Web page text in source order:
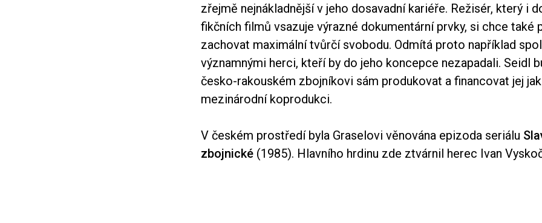
zřejmě nejnákladnější v jeho dosavadní kariéře. Režisér, který i
fikčních filmů vsazuje výrazné dokumentární prvky, si chce také
zachovat maximální tvůrčí svobodu. Odmítá proto například
významnými herci, kteří by do jeho koncepce nezapadali. Seidl
česko-rakouském zbojníkovi sám produkovat a financovat jej
mezinárodní koprodukci.
V českém prostředí byla Graselovi věnována epizoda seriálu
zbojnické (1985). Hlavního hrdinu zde ztvárnil herec Ivan